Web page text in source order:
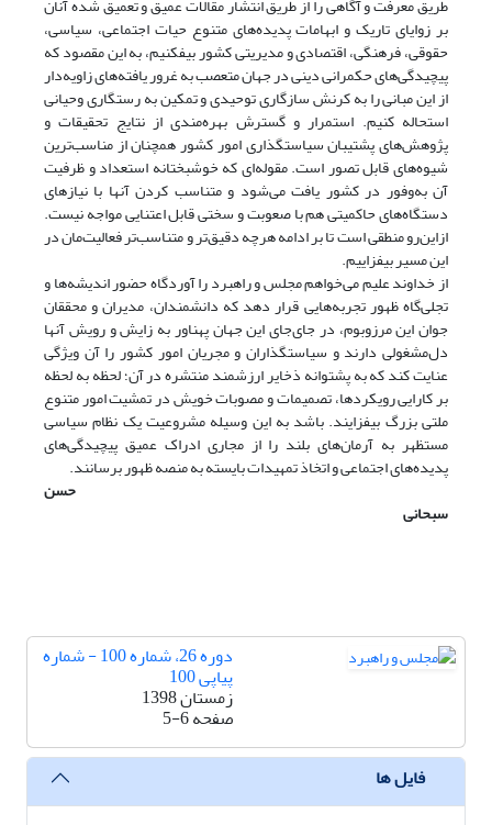
طریق معرفت و آگاهی را‌ از طریق انتشار مقالات عمیق و تعمیق شده آنان
بر زوایای تاریک و ابهامات پدیده‌های متنوع حیات اجتماعی، سیاسی،
حقوقی، فرهنگی، اقتصادی و مدیریتی کشور بیفکنیم‌، به این مقصود که
پیچیدگی‌های حکمرانی دینی در جهان متعصب به غرور یافته‌های زاویه‌دار
از این مبانی را‌ به کرنش سازگاری توحیدی و تمکین به رستگاری وحیانی
استحاله کنیم‌. استمرار و گسترش بهره‌مندی از نتایج تحقیقات و
پژوهش‌های پشتیبان سیاستگذاری امور کشور همچنان از مناسب‌ترین
شیوه‌های قابل تصور است‌. مقوله‌ای که خوشبختانه استعداد و ظرفیت
آن به‌وفور در کشور یافت می‌شود و متناسب کردن آنها با نیاز‌های
دستگاه‌های حاکمیتی هم با صعوبت و سختی قابل اعتنایی مواجه نیست.
ازاین‌رو منطقی است تا بر ادامه هر‌چه دقیق‌تر و متناسب‌تر فعالیت‌مان در
این مسیر بیفزاییم.
از خداوند علیم می‌خواهم مجلس و راهبرد را آوردگاه حضور اندیشه‌ها و
تجلی‌گاه ظهور تجربه‌هایی قرار دهد که دانشمندان، مدیران و محققان
جوان این مرز‌و‌بوم‌، در جای‌جای این جهان پهناور به زایش و رویش آنها
دل‌مشغولی دارند و سیاستگذاران و مجریان امور کشور را آن ویژگی
عنایت کند که به پشتوانه ذخایر ارزشمند منتشره در آن؛ لحظه به لحظه
بر کارایی رویکرد‌ها، تصمیمات و مصوبات خویش در تمشیت امور متنوع
ملتی بزرگ بیفزایند. باشد به این وسیله مشروعیت یک نظام سیاسی
مستظهر به آرمان‌های بلند را از مجاری ادراک عمیق پیچیدگی‌های
پدیده‌های اجتماعی و اتخاذ تمهیدات بایسته به منصه ظهور برسانند.
حسن
سبحانی
دوره 26، شماره 100 - شماره
پیاپی 100
زمستان 1398
صفحه5-6
فایل ها